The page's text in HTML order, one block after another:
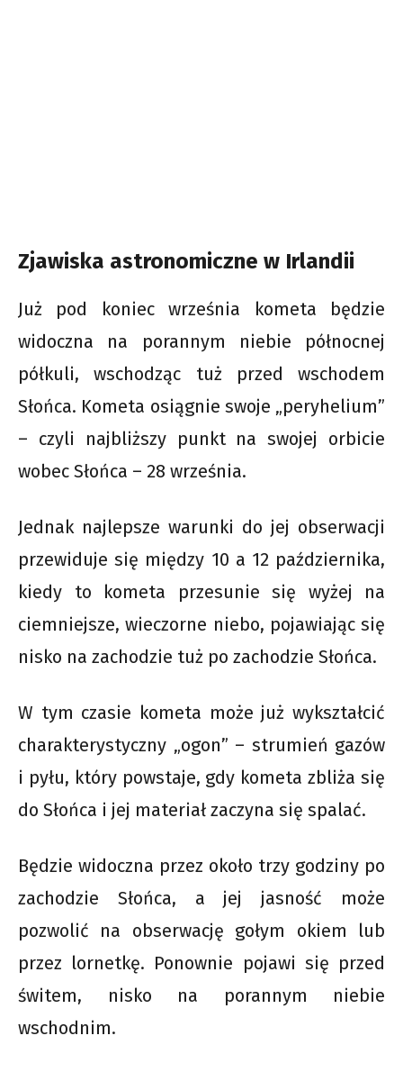
Zjawiska astronomiczne w Irlandii
Już pod koniec września kometa będzie
widoczna na porannym niebie północnej
półkuli, wschodząc tuż przed wschodem
Słońca. Kometa osiągnie swoje „peryhelium”
– czyli najbliższy punkt na swojej orbicie
wobec Słońca – 28 września.
Jednak najlepsze warunki do jej obserwacji
przewiduje się między 10 a 12 października,
kiedy to kometa przesunie się wyżej na
ciemniejsze, wieczorne niebo, pojawiając się
nisko na zachodzie tuż po zachodzie Słońca.
W tym czasie kometa może już wykształcić
charakterystyczny „ogon” – strumień gazów
i pyłu, który powstaje, gdy kometa zbliża się
do Słońca i jej materiał zaczyna się spalać.
Będzie widoczna przez około trzy godziny po
zachodzie Słońca, a jej jasność może
pozwolić na obserwację gołym okiem lub
przez lornetkę. Ponownie pojawi się przed
świtem, nisko na porannym niebie
wschodnim.